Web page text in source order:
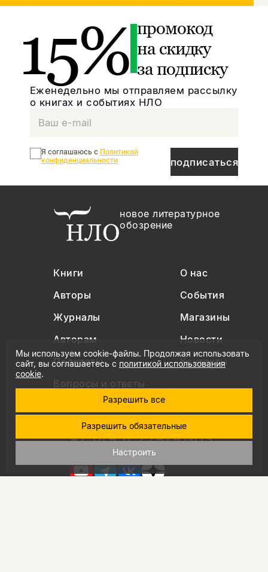
15% промокод
на скидку
за подписку
Еженедельно мы отправляем рассылку
о книгах и событиях НЛО
подписаться
Я соглашаюсь с Политикой
конфиденциальности
новое литературное
обозрение
Книги
О нас
Авторы
События
Журналы
Магазины
Авторам
Новости
Подкасты
Контакты
Вопросы и ответы
+7 (495) 229-91-03
info@nlobooks.ru
Мы используем cookie-файлы. Продолжая использовать
сайт, вы соглашаетесь с политикой использования
cookie.
Разрешить все
Разрешить обязательные
Настроить